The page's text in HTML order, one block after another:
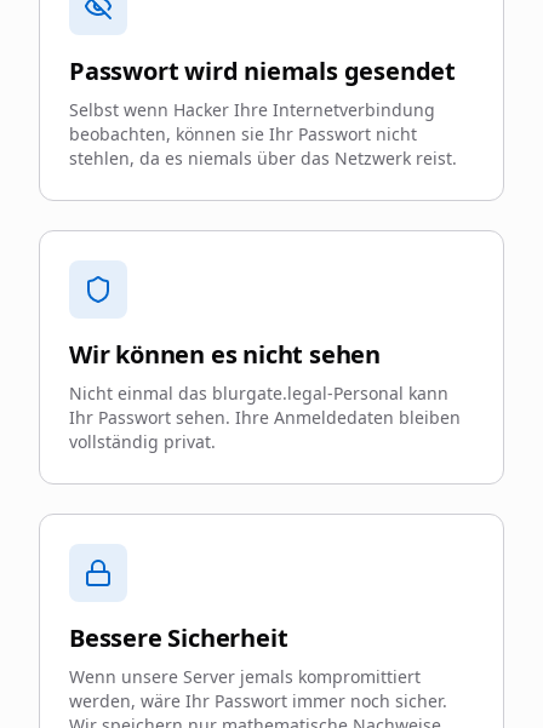
Passwort wird niemals gesendet
Selbst wenn Hacker Ihre Internetverbindung
beobachten, können sie Ihr Passwort nicht
stehlen, da es niemals über das Netzwerk reist.
Wir können es nicht sehen
Nicht einmal das blurgate.legal-Personal kann
Ihr Passwort sehen. Ihre Anmeldedaten bleiben
vollständig privat.
Bessere Sicherheit
Wenn unsere Server jemals kompromittiert
werden, wäre Ihr Passwort immer noch sicher.